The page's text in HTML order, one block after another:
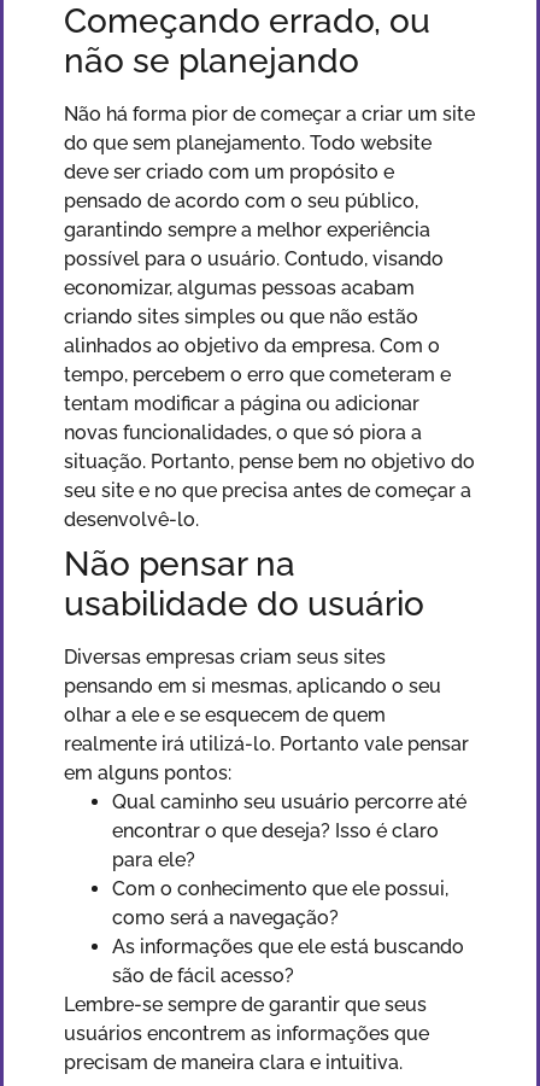
Começando errado, ou
não se planejando
Não há forma pior de começar a criar um site
do que sem planejamento. Todo website
deve ser criado com um propósito e
pensado de acordo com o seu público,
garantindo sempre a melhor experiência
possível para o usuário. Contudo, visando
economizar, algumas pessoas acabam
criando sites simples ou que não estão
alinhados ao objetivo da empresa. Com o
tempo, percebem o erro que cometeram e
tentam modificar a página ou adicionar
novas funcionalidades, o que só piora a
situação. Portanto, pense bem no objetivo do
seu site e no que precisa antes de começar a
desenvolvê-lo.
Não pensar na
usabilidade do usuário
Diversas empresas criam seus sites
pensando em si mesmas, aplicando o seu
olhar a ele e se esquecem de quem
realmente irá utilizá-lo. Portanto vale pensar
em alguns pontos:
Qual caminho seu usuário percorre até
encontrar o que deseja? Isso é claro
para ele?
Com o conhecimento que ele possui,
como será a navegação?
As informações que ele está buscando
são de fácil acesso?
Lembre-se sempre de garantir que seus
usuários encontrem as informações que
precisam de maneira clara e intuitiva.